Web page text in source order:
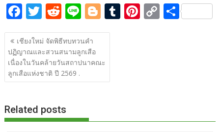
F
ac
e
b
o
o
k
T
w
itt
er
R
e
d
di
t
Li
n
e
Bl
o
g
T Pi C S
แนะแนว
เรื่อง
เชียงใหม่ จัดพิธีทบทวนคำ
ปฏิญาณและสวนสนามลูกเสือ
เนื่องในวันคล้ายวันสถาปนาคณะ
ลูกเสือแห่งชาติ ปี 2569 .
Related posts